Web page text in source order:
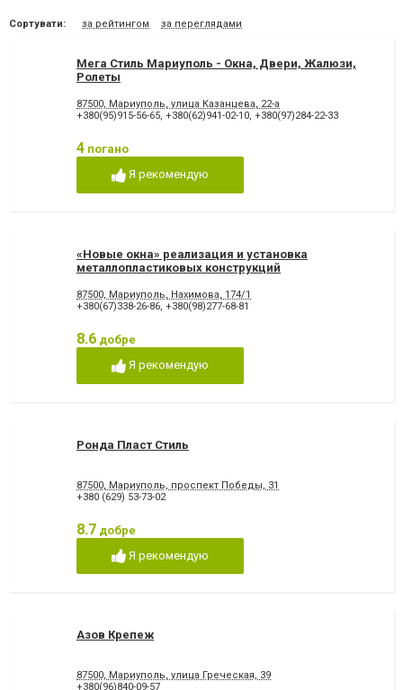
Сортувати: за рейтингом за переглядами
Мега Стиль Мариуполь - Окна, Двери, Жалюзи,
Ролеты
87500, Мариуполь, улица Казанцева, 22-а
+380(95)915-56-65, +380(62)941-02-10, +380(97)284-22-33
4 погано
Я рекомендую
«Новые окна» реализация и установка
металлопластиковых конструкций
87500, Мариуполь, Нахимова, 174/1
+380(67)338-26-86, +380(98)277-68-81
8.6 добре
Я рекомендую
Ронда Пласт Стиль
87500, Мариуполь, проспект Победы, 31
+380 (629) 53-73-02
8.7 добре
Я рекомендую
Азов Крепеж
87500, Мариуполь, улица Греческая, 39
+380(96)840-09-57